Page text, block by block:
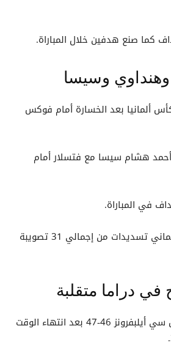
وسيسا
ألمانيا بعد الخسارة أمام فوكس
هشام سيسا مع فتسلار أمام
تصدى كريم هنداوي لثماني تسديدات من إجمالي 31 تصويبة
دراما متقلبة
خسر هامبورغ أمام إتش سي أيلبفرونز 46-47 بعد انتهاء الوقت